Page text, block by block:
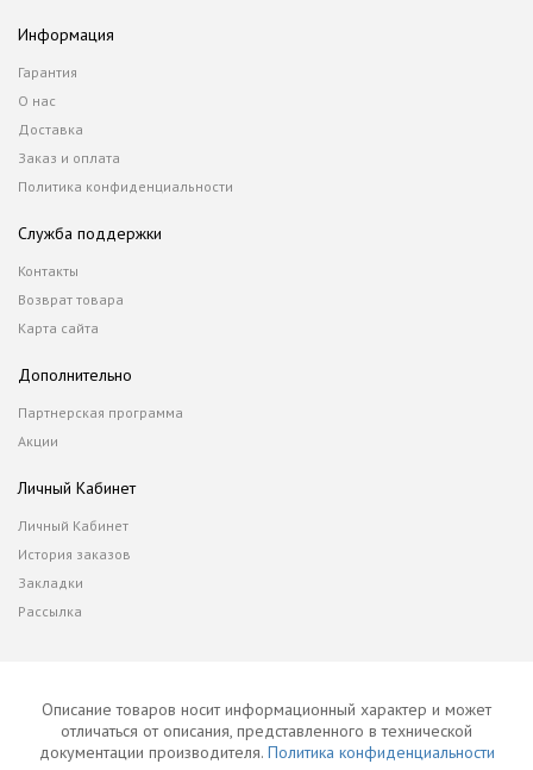
Информация
Гарантия
О нас
Доставка
Заказ и оплата
Политика конфиденциальности
Служба поддержки
Контакты
Возврат товара
Карта сайта
Дополнительно
Партнерская программа
Акции
Личный Кабинет
Личный Кабинет
История заказов
Закладки
Рассылка
Описание товаров носит информационный характер и может
отличаться от описания, представленного в технической
документации производителя. Политика конфиденциальности